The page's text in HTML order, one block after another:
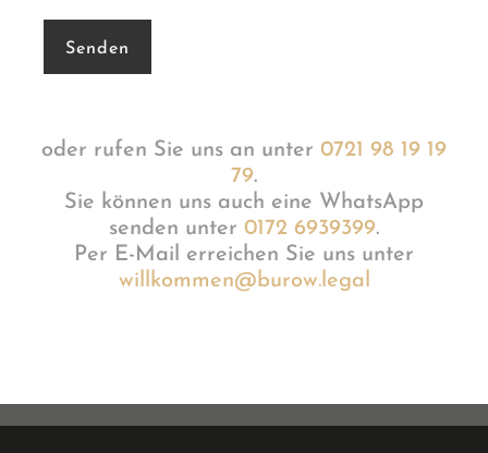
oder rufen Sie uns an unter 0721 98 19 19
79.
Sie können uns auch eine WhatsApp
senden unter 0172 6939399.
Per E-Mail erreichen Sie uns unter
willkommen@burow.legal